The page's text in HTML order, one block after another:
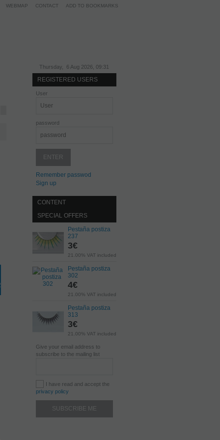
WEBMAP CONTACT ADD TO BOOKMARKS
Thursday, 6 Aug 2026, 09:31
REGISTERED USERS
User
password
Remember passwod
Sign up
CONTENT
SPECIAL OFFERS
Pestaña postiza
237
3€
21.00% VAT included
Pestaña postiza
302
4€
21.00% VAT included
Pestaña postiza
313
3€
21.00% VAT included
Give your email address to
subscribe to the mailing list
I have read and accept the
privacy policy